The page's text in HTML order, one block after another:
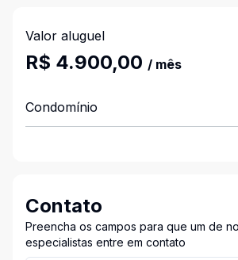
Valor aluguel
R$ 4.900,00 / mês
Condomínio
Contato
Preencha os campos para que um de
especialistas entre em contato